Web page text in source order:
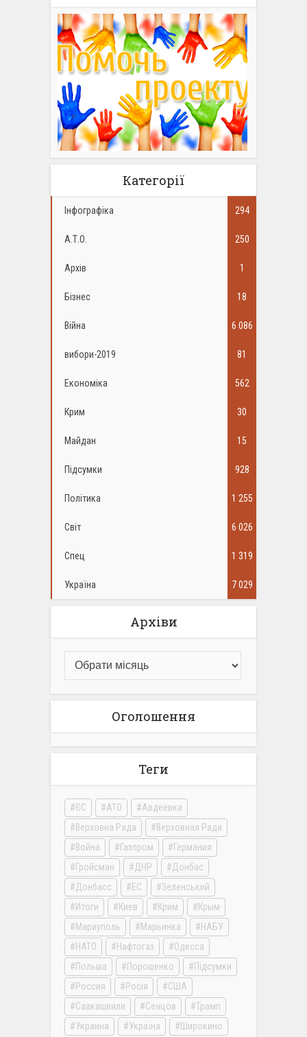
Категорії
Інфографіка 294
А.Т.О. 250
Архів 1
Бізнес 18
Війна 6 086
вибори-2019 81
Економіка 562
Крим 30
Майдан 15
Підсумки 928
Політика 1 255
Світ 6 026
Спец 1 319
Україна 7 029
Архіви
Оголошення
Теги
ЄС АТО
Авдеевка
Верховна Рада
Верховная Рада
Война
Газпром
Германия
Гройсман
ДНР
Донбас
Донбасс
ЕС
Зеленський
Итоги
Киев Крим
Крым
Мариуполь
Марьинка
НАБУ
НАТО
Нафтогаз
Одесса
Польша
Порошенко
Підсумки
Россия
Росія
США
Саакашвили
Сенцов
Трамп
Украина
Україна Широкино